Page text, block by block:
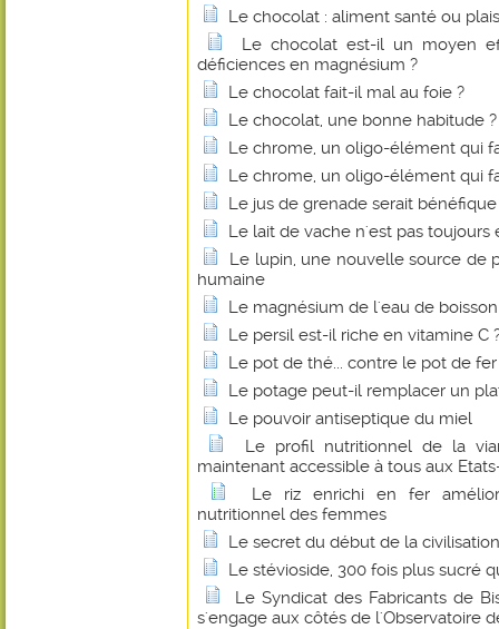
Le chocolat : aliment santé ou
Le chocolat est-il un moyen
déficiences en magnésium ?
Le chocolat fait-il mal au foie ?
Le chocolat, une bonne habitude ?
Le chrome, un oligo-élément qui
Le chrome, un oligo-élément qui
Le jus de grenade serait
Le lait de vache n'est pas toujours
Le lupin, une nouvelle source de
humaine
Le magnésium de l'eau de
Le persil est-il riche en vitamine C
Le pot de thé... contre le pot de fer
Le potage peut-il remplacer un
Le pouvoir antiseptique du miel
Le profil nutritionnel de la
maintenant accessible à tous aux
Le riz enrichi en fer
nutritionnel des femmes
Le secret du début de la
Le stévioside, 300 fois plus sucré
Le Syndicat des Fabricants de
s'engage aux côtés de l'Observatoire